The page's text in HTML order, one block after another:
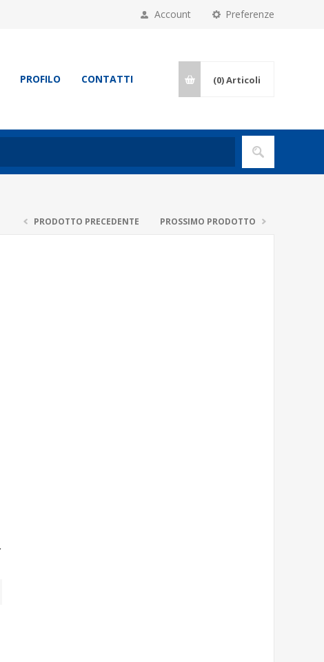
Preferenze
Account
PROFILO CONTATTI (0)Articoli
PRODOTTO PRECEDENTE PROSSIMO PRODOTTO